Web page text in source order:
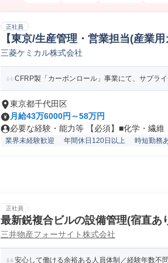
正社員
【東京/生産管理・営業担当(産業
理
三菱ケミカル株式会社
CFRP製「カーボンロール」事業にて、サプラ
東京都千代田区
月給43万6000円～58万円
必要な経験・能力等 【必須】■化学・繊維
業界未経験歓迎 年間休日120日以上 時短勤務
正社員
最新鋭複合ビルの設備管理(宿直あ
三井物産フォーサイト株式会社
安心して働ける余裕ある人員体制／経験年数不